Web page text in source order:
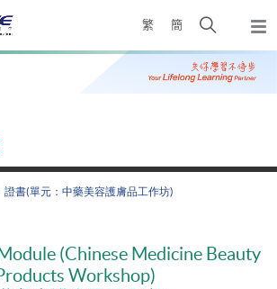
繁 簡
Open
search
panel
證書(單元：中藥美容護膚品工作坊)
(Chinese Medicine Beauty
Workshop)